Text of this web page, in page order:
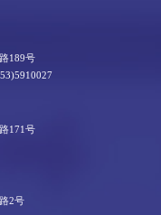
189号
171号
2号